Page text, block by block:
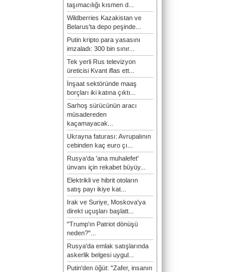
taşımacılığı kısmen d...
Wildberries Kazakistan ve
Belarus'ta depo peşinde...
Putin kripto para yasasını
imzaladı: 300 bin sınır...
Tek yerli Rus televizyon
üreticisi Kvant iflas ett...
İnşaat sektöründe maaş
borçları iki katına çıktı...
Sarhoş sürücünün aracı
müsadereden
kaçamayacak...
Ukrayna faturası: Avrupalının
cebinden kaç euro çı...
Rusya'da 'ana muhalefet'
ünvanı için rekabet büyüy...
Elektrikli ve hibrit otoların
satış payı ikiye kat...
Irak ve Suriye, Moskova'ya
direkt uçuşları başlatt...
"Trump'ın Patriot dönüşü
neden?"...
Rusya'da emlak satışlarında
askerlik belgesi uygul...
Putin'den öğüt: "Zafer, insanın